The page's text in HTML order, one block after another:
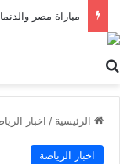
الرئيسية / اخبار
اخبار الرياضة